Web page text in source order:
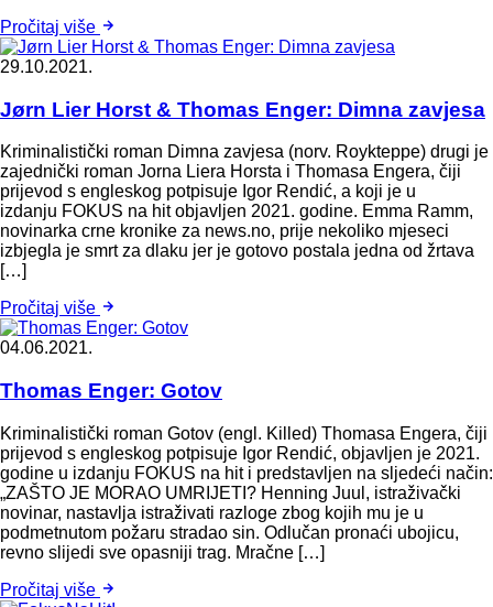
Pročitaj više
29.10.2021.
Jørn Lier Horst & Thomas Enger: Dimna zavjesa
Kriminalistički roman Dimna zavjesa (norv. Roykteppe) drugi je
zajednički roman Jorna Liera Horsta i Thomasa Engera, čiji
prijevod s engleskog potpisuje Igor Rendić, a koji je u
izdanju FOKUS na hit objavljen 2021. godine. Emma Ramm,
novinarka crne kronike za news.no, prije nekoliko mjeseci
izbjegla je smrt za dlaku jer je gotovo postala jedna od žrtava
[…]
Pročitaj više
04.06.2021.
Thomas Enger: Gotov
Kriminalistički roman Gotov (engl. Killed) Thomasa Engera, čiji
prijevod s engleskog potpisuje Igor Rendić, objavljen je 2021.
godine u izdanju FOKUS na hit i predstavljen na sljedeći način:
„ZAŠTO JE MORAO UMRIJETI? Henning Juul, istraživački
novinar, nastavlja istraživati razloge zbog kojih mu je u
podmetnutom požaru stradao sin. Odlučan pronaći ubojicu,
revno slijedi sve opasniji trag. Mračne […]
Pročitaj više